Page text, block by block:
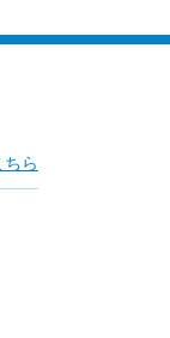
ちら